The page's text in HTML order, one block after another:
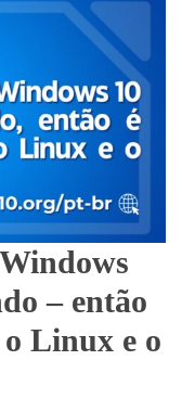
– então
Linux e o